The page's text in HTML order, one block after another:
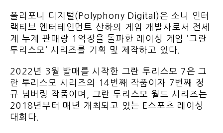
폴리포니 디지털(Polyphony Digital)은 소니 인터
랙티브 엔터테인먼트 산하의 게임 개발사로서 전세
계 누계 판매량 1억장을 돌파한 레이싱 게임 ‘그란
투리스모’ 시리즈를 기획 및 제작하고 있다.
2022년 3월 발매를 시작한 그란 투리스모 7은 그
란 투리스모 시리즈의 14번째 작품이자 7번째 정
규 넘버링 작품이며, 그란 투리스모 월드 시리즈는
2018년부터 매년 개최되고 있는 E스포츠 레이싱
대회다.